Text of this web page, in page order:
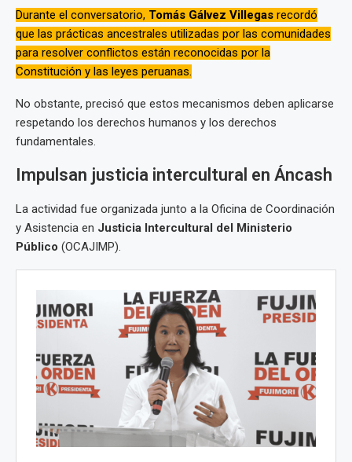
Durante el conversatorio, Tomás Gálvez Villegas recordó
que las prácticas ancestrales utilizadas por las comunidades
para resolver conflictos están reconocidas por la
Constitución y las leyes peruanas.
No obstante, precisó que estos mecanismos deben aplicarse
respetando los derechos humanos y los derechos
fundamentales.
Impulsan justicia intercultural en Áncash
La actividad fue organizada junto a la Oficina de Coordinación
y Asistencia en Justicia Intercultural del Ministerio
Público (OCAJIMP).